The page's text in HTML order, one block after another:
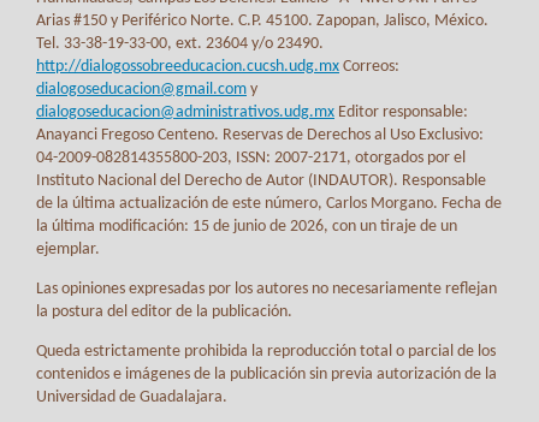
Arias #150 y Periférico Norte. C.P. 45100. Zapopan, Jalisco, México.
Tel. 33-38-19-33-00, ext. 23604 y/o 23490.
http://dialogossobreeducacion.cucsh.udg.mx Correos:
dialogoseducacion@gmail.com y
dialogoseducacion@administrativos.udg.mx Editor responsable:
Anayanci Fregoso Centeno. Reservas de Derechos al Uso Exclusivo:
04-2009-082814355800-203, ISSN: 2007-2171, otorgados por el
Instituto Nacional del Derecho de Autor (INDAUTOR). Responsable
de la última actualización de este número, Carlos Morgano. Fecha de
la última modificación: 15 de junio de 2026, con un tiraje de un
ejemplar.
Las opiniones expresadas por los autores no necesariamente reflejan
la postura del editor de la publicación.
Queda estrictamente prohibida la reproducción total o parcial de los
contenidos e imágenes de la publicación sin previa autorización de la
Universidad de Guadalajara.